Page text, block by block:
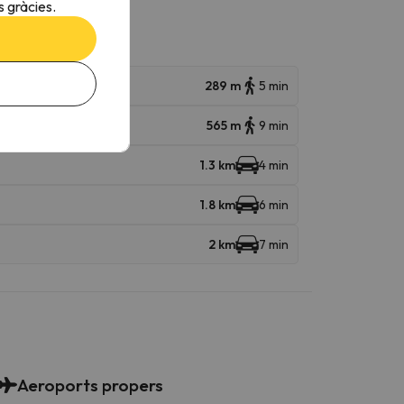
289 m 5 min
565 m 9 min
1.3 km 4 min
1.8 km 6 min
2 km 7 min
Aeroports propers
gràcies.